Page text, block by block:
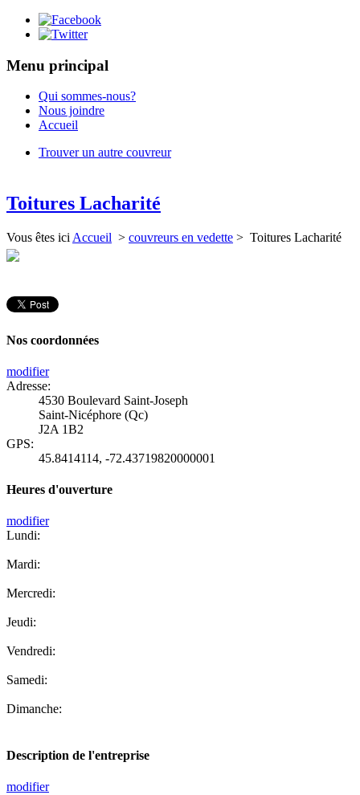
Menu principal
Qui sommes-nous?
Nous joindre
Accueil
Trouver un autre couvreur
Toitures Lacharité
Vous êtes ici Accueil > couvreurs en vedette > Toitures Lacharité
Nos coordonnées
modifier
Adresse:
4530 Boulevard Saint-Joseph
Saint-Nicéphore (Qc)
J2A 1B2
GPS:
45.8414114, -72.43719820000001
Heures d'ouverture
modifier
Lundi:
Mardi:
Mercredi:
Jeudi:
Vendredi:
Samedi:
Dimanche:
Description de l'entreprise
modifier